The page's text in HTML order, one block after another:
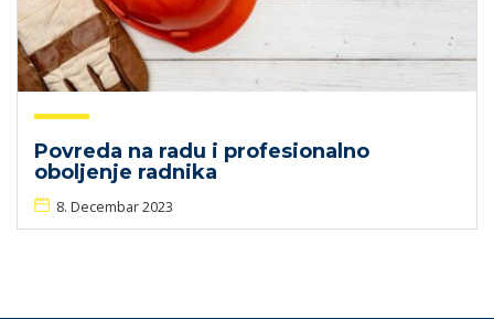
Povreda na radu i profesionalno
oboljenje radnika
8. Decembar 2023